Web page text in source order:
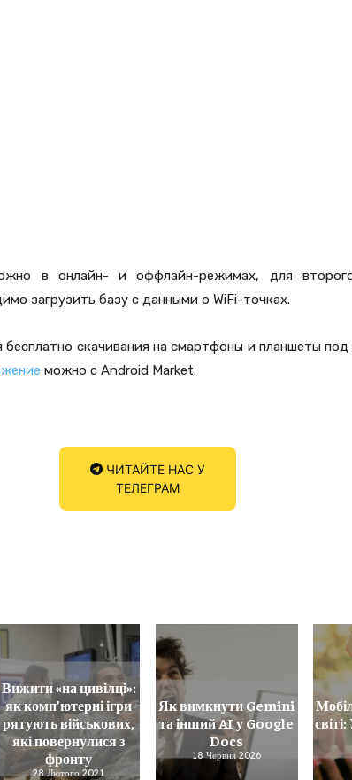
в онлайн- и оффлайн-режимах, для
загрузить базу с данными о WiFi-точках.
бесплатно скачивания на смартфоны и планшеты
можно с Android Market.
ЧИТАЙТЕ НАС У
ТЕЛЕГРАМ
Вижити «на цивілці»:
як комп’ютерні ігри
рятують військових,
які повернулися з
фронту
28 Лютого 2021
Як вимкнути Gemini
та інший AI у Google
Docs
18 Червня 2026